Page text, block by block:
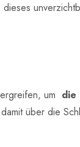
um die
über die